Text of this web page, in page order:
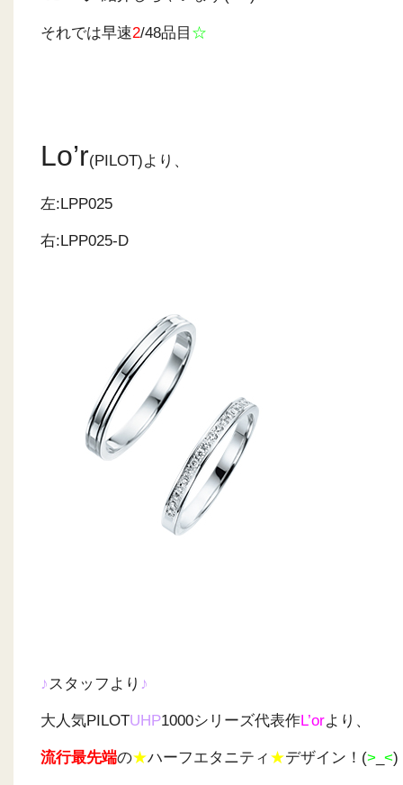
それでは早速2/48品目 ☆
Lo’r(PILOT)より、
左:LPP025
右:LPP025-D
♪スタッフより ♪
大人気PILOTUHP1000シリーズ代表作L’orより、
流行最先端の★ハーフエタニティ ★デザイン！(> <)